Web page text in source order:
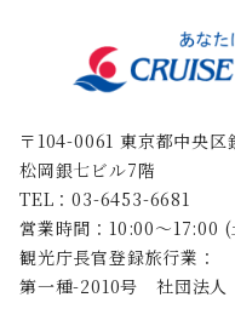
〒104-0061 東京都中央区
松岡銀七ビル7階
TEL：03-6453-6681
営業時間：10:00〜17:00
観光庁長官登録旅行業：
第一種-2010号 社団法人